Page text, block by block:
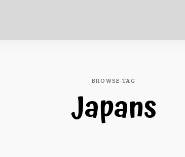
BROWSE-TAG
Japans